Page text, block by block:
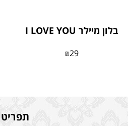
בלון מיילר I LOVE YOU
₪29
תפריט